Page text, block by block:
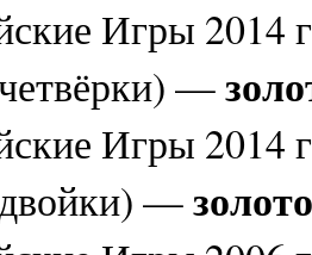
Игры 2014
—
Игры 2014
—золото